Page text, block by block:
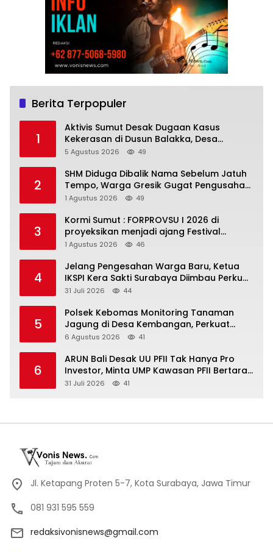
Berita Terpopuler
1
Aktivis Sumut Desak Dugaan Kasus
Kekerasan di Dusun Balakka, Desa
Gunung Malintang Diusut Tuntas
5 Agustus 2026 49
2
SHM Diduga Dibalik Nama Sebelum Jatuh
Tempo, Warga Gresik Gugat Pengusaha
Rokok dan Somasi Kepala Desa
1 Agustus 2026 49
3
Kormi Sumut : FORPROVSU I 2026 di
proyeksikan menjadi ajang Festival
Olahraga Masyarakat dengan Pegiat
1 Agustus 2026 46
4
Jelang Pengesahan Warga Baru, Ketua
IKSPI Kera Sakti Surabaya Diimbau Perkuat
Pembinaan dan Jaga Kondusivitas
31 Juli 2026 44
5
Polsek Kebomas Monitoring Tanaman
Jagung di Desa Kembangan, Perkuat
Dukungan Ketahanan Pangan Nasional
6 Agustus 2026 41
6
ARUN Bali Desak UU PFII Tak Hanya Pro
Investor, Minta UMP Kawasan PFII Bertaraf
Internasional
31 Juli 2026 41
Jl. Ketapang Proten 5-7, Kota Surabaya, Jawa Timur
081 931 595 559
redaksivonisnews@gmail.com